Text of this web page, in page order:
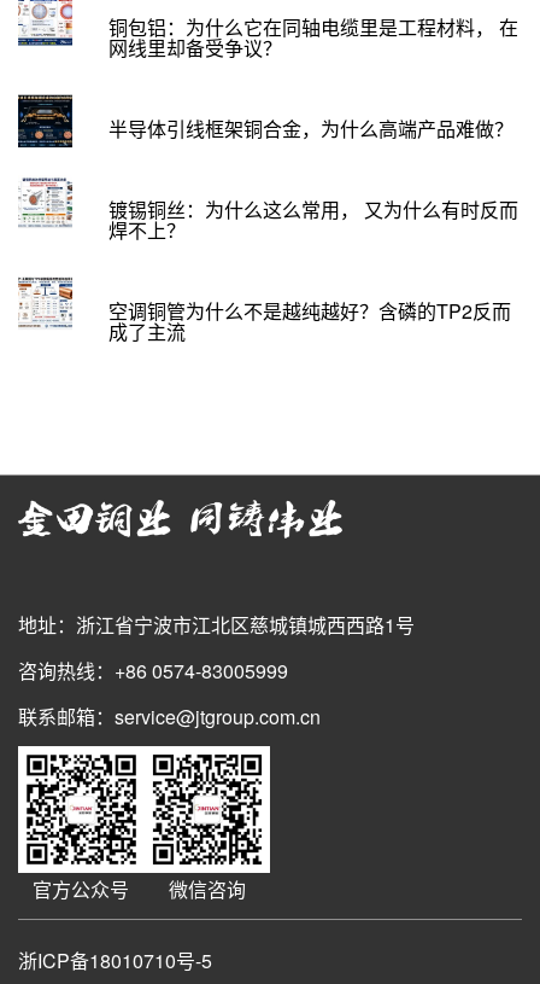
铜包铝：为什么它在同轴电缆里是工程材料， 在
网线里却备受争议？
半导体引线框架铜合金，为什么高端产品难做？
镀锡铜丝：为什么这么常用， 又为什么有时反而
焊不上？
空调铜管为什么不是越纯越好？含磷的TP2反而
成了主流
地址：浙江省宁波市江北区慈城镇城西西路1号
咨询热线：+86 0574-83005999
联系邮箱：service@jtgroup.com.cn
官方公众号 微信咨询
浙ICP备18010710号-5